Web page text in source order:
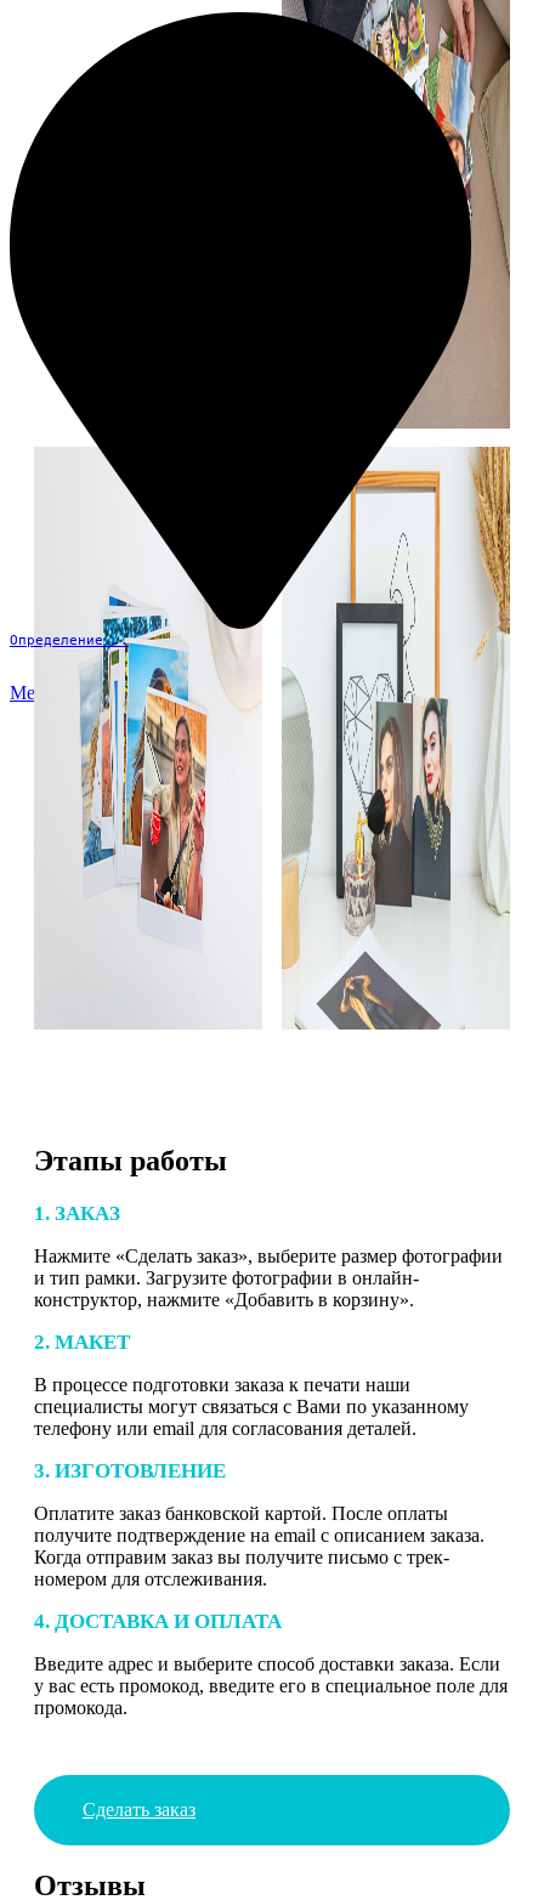
Определение...
Меню
Этапы работы
1. ЗАКАЗ
Нажмите «Сделать заказ», выберите размер фотографии
и тип рамки. Загрузите фотографии в онлайн-
конструктор, нажмите «Добавить в корзину».
2. МАКЕТ
В процессе подготовки заказа к печати наши
специалисты могут связаться с Вами по указанному
телефону или email для согласования деталей.
3. ИЗГОТОВЛЕНИЕ
Оплатите заказ банковской картой. После оплаты
получите подтверждение на email с описанием заказа.
Когда отправим заказ вы получите письмо с трек-
номером для отслеживания.
4. ДОСТАВКА И ОПЛАТА
Введите адрес и выберите способ доставки заказа. Если
у вас есть промокод, введите его в специальное поле для
промокода.
Сделать заказ
Отзывы